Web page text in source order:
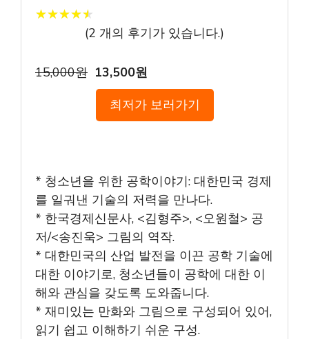
★★★★★
★★★★★
(2 개의 후기가 있습니다.)
15,000원 13,500원
최저가 보러가기
* 청소년을 위한 공학이야기: 대한민국 경제
를 일궈낸 기술의 저력을 만나다.
* 한국경제신문사, <김형주>, <오원철> 공
저/<송진욱> 그림의 역작.
* 대한민국의 산업 발전을 이끈 공학 기술에
대한 이야기로, 청소년들이 공학에 대한 이
해와 관심을 갖도록 도와줍니다.
* 재미있는 만화와 그림으로 구성되어 있어,
읽기 쉽고 이해하기 쉬운 구성.